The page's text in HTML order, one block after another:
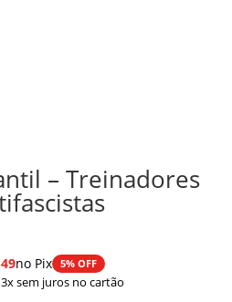
– Treinadores
no Pix 5% OFF
sem juros no cartão